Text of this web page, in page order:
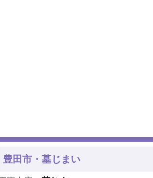
豊田市・墓じまい